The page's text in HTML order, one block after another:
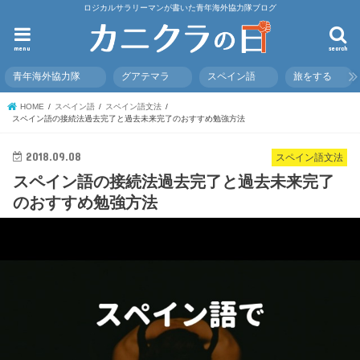
ロジカルサラリーマンが書いた青年海外協力隊ブログ
search
menu
青年海外協力隊 グアテマラ スペイン語 旅をする
HOME スペイン語
スペイン語文法
スペイン語の接続法過去完了と過去未来完了のおすすめ勉強方法
スペイン語文法
2018.09.08
スペイン語の接続法過去完了と過去未来完了
のおすすめ勉強方法